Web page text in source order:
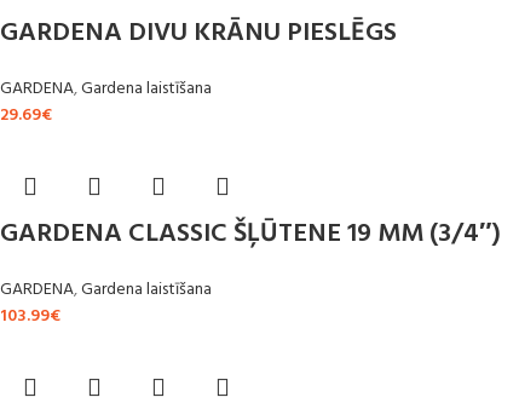
GARDENA DIVU KRĀNU PIESLĒGS
GARDENA,Gardena laistīšana
29.69€
GARDENA CLASSIC ŠĻŪTENE 19 MM (3/4″)
GARDENA,Gardena laistīšana
103.99€